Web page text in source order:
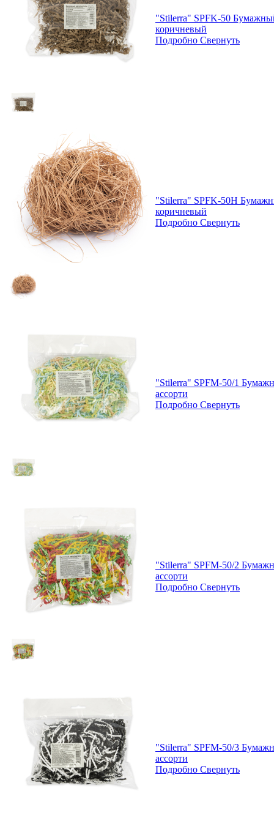
"Stilerra" SPFK-50
коричневый
Подробно Свернуть
"Stilerra" SPFK-50H
коричневый
Подробно Свернуть
"Stilerra" SPFM-50/1
ассорти
Подробно Свернуть
"Stilerra" SPFM-50/2
ассорти
Подробно Свернуть
"Stilerra" SPFM-50/3
ассорти
Подробно Свернуть